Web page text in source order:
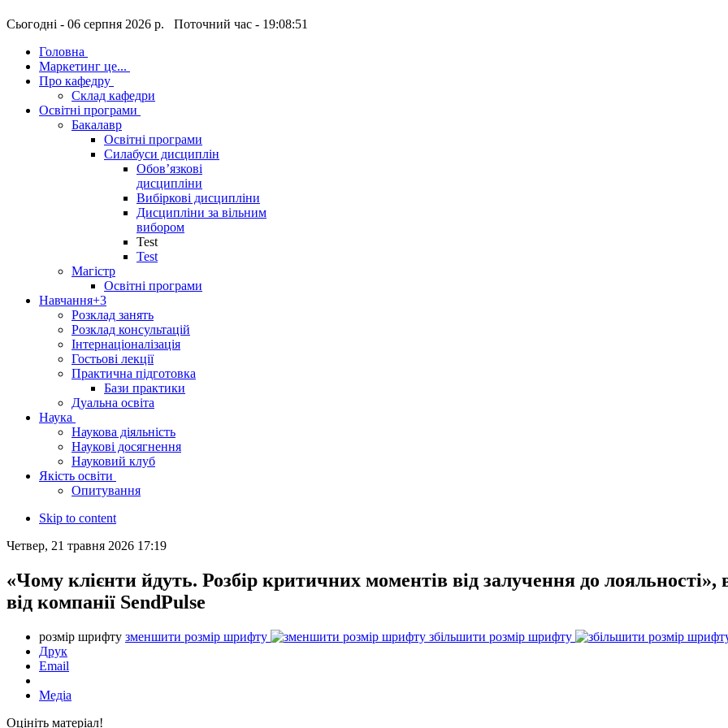
Сьогодні - 06 серпня 2026 р. Поточний час - 19:08:52
Головна
Маркетинг це...
Про кафедру
Склад кафедри
Освітні програми
Бакалавр
Освітні програми
Силабуси дисциплін
Обов’язкові
дисципліни
Вибіркові дисципліни
Дисципліни за вільним
вибором
Test
Test
Магістр
Освітні програми
Навчання+3
Розклад занять
Розклад консультацій
Інтернаціоналізація
Гостьові лекції
Практична підготовка
Бази практики
Дуальна освіта
Наука
Наукова діяльність
Наукові досягнення
Науковий клуб
Якість освіти
Опитування
Skip to content
Четвер, 21 травня 2026 17:19
«Чому клієнти йдуть. Розбір критичних моментів від залучення до лояльності»,
від компанії SendPulse
розмір шрифту зменшити розмір шрифту
збільшити розмір шрифту
Друк
Email
Медіа
Оцініть матеріал!